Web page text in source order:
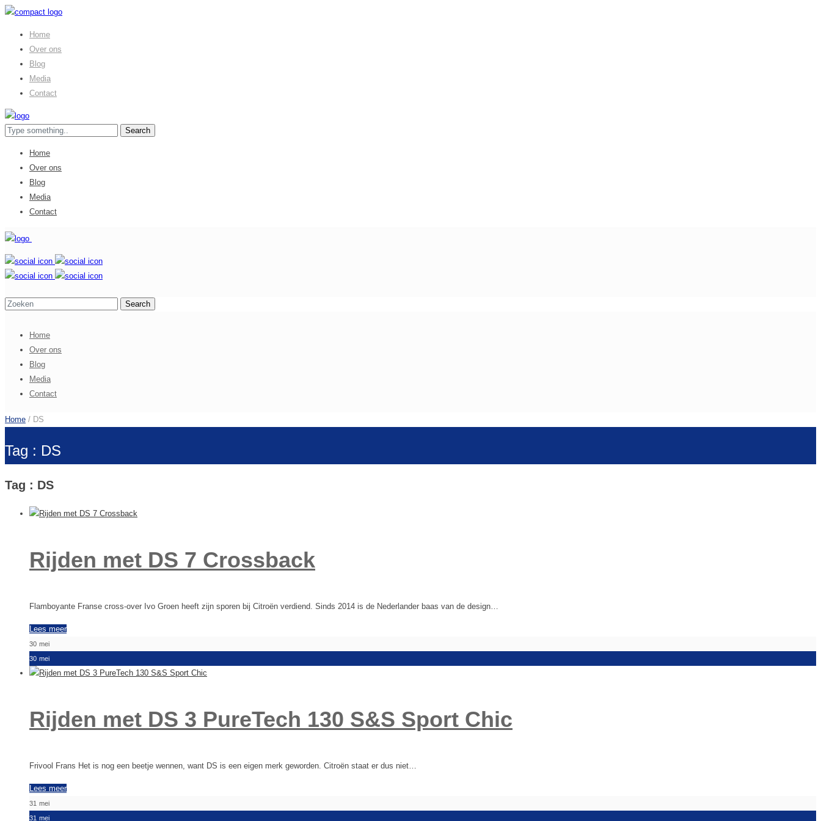
Home
Over ons
Blog
Media
Contact
Home
Over ons
Blog
Media
Contact
Home
Over ons
Blog
Media
Contact
Home / DS
Tag : DS
Tag : DS
Rijden met DS 7 Crossback
Flamboyante Franse cross-over Ivo Groen heeft zijn sporen bij Citroën verdiend. Sinds 2014 is de Nederlander baas van de design…
Lees meer
30 mei
30 mei
Rijden met DS 3 PureTech 130 S&S Sport Chic
Frivool Frans Het is nog een beetje wennen, want DS is een eigen merk geworden. Citroën staat er dus niet…
Lees meer
31 mei
31 mei